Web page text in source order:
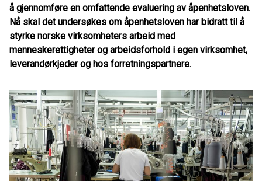
å gjennomføre en omfattende evaluering av åpenhetsloven.
Nå skal det undersøkes om åpenhetsloven har bidratt til å
styrke norske virksomheters arbeid med
menneskerettigheter og arbeidsforhold i egen virksomhet,
leverandørkjeder og hos forretningspartnere.